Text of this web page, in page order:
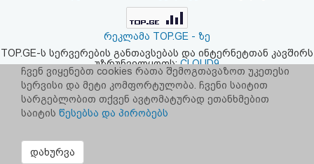
პასუხისმგებლობის
უარყოფა
რეკლამა TOP.GE - ზე
TOP.GE-ს სერვერების განთავსებას და ინტერნეტთან კავშირს
უზრუნველყოფს:CLOUD9
ჩვენ ვიყენებთ cookies რათა შემოგთავაზოთ უკეთესი
სერვისი და მეტი კომფორტულობა. ჩვენი საიტით
სარგებლობით თქვენ ავტომატურად ეთანხმებით
საიტის წესებსა და პირობებს
დახურვა